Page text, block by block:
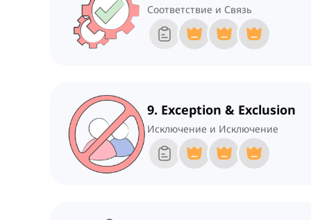
Соответствие и Связь
9. Exception & Exclusion
Исключение и Исключение